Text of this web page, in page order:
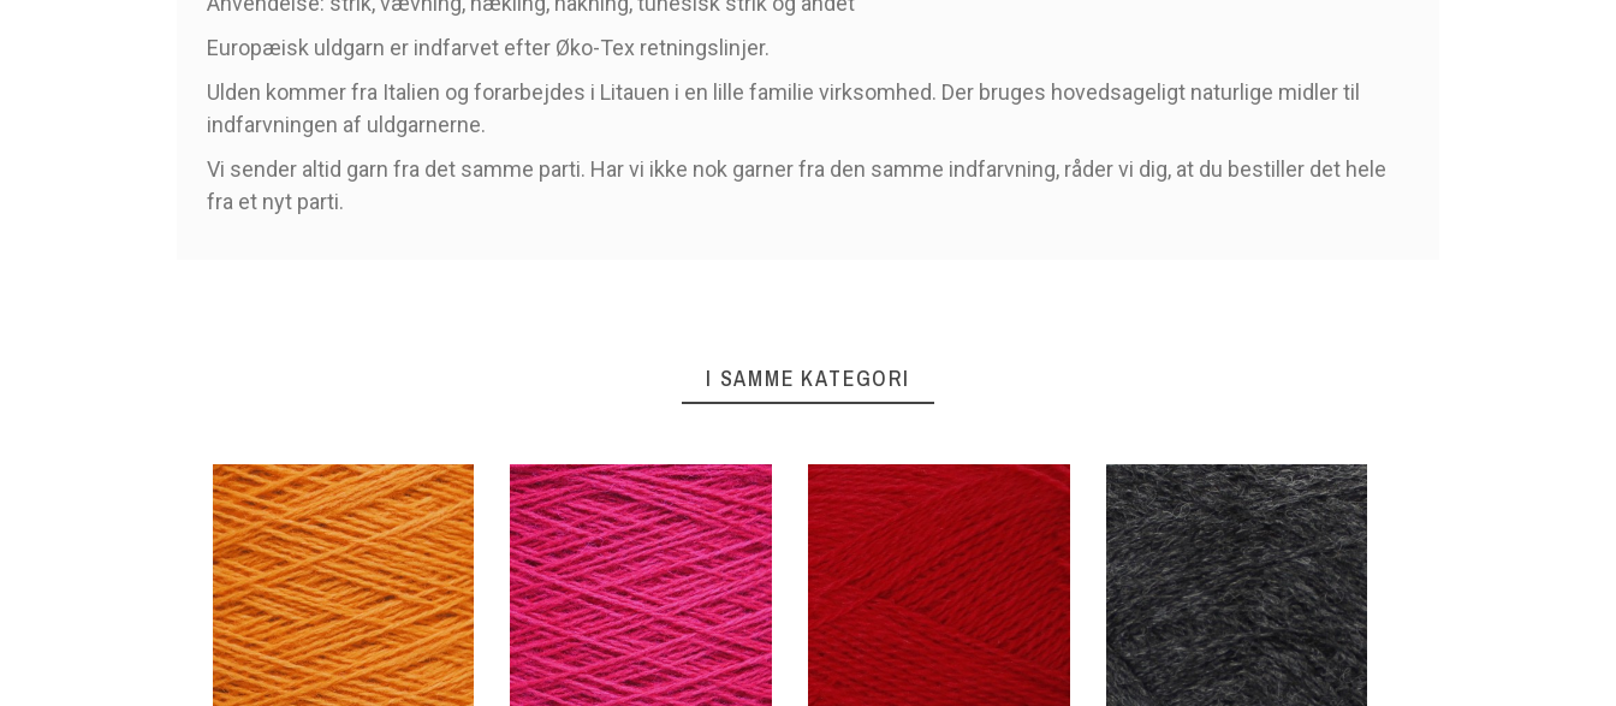
Europæisk uldgarn er indfarvet efter Øko-Tex retningslinjer.
Ulden kommer fra Italien og forarbejdes i Litauen i en lille familie virksomhed. Der bruges hovedsageligt naturlige midler til
indfarvningen af uldgarnerne.
Vi sender altid garn fra det samme parti. Har vi ikke nok garner fra den samme indfarvning, råder vi dig, at du bestiller det hele
fra et nyt parti.
I SAMME KATEGORI